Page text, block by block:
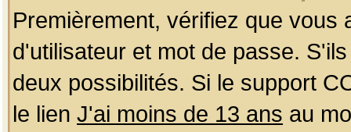
Premièrement, vérifiez que
d'utilisateur et mot de passe.
deux possibilités. Si le support
le lien J'ai moins de 13 ans au